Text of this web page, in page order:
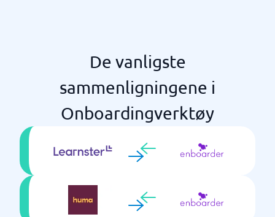
De vanligste
sammenligningene i
Onboardingverktøy